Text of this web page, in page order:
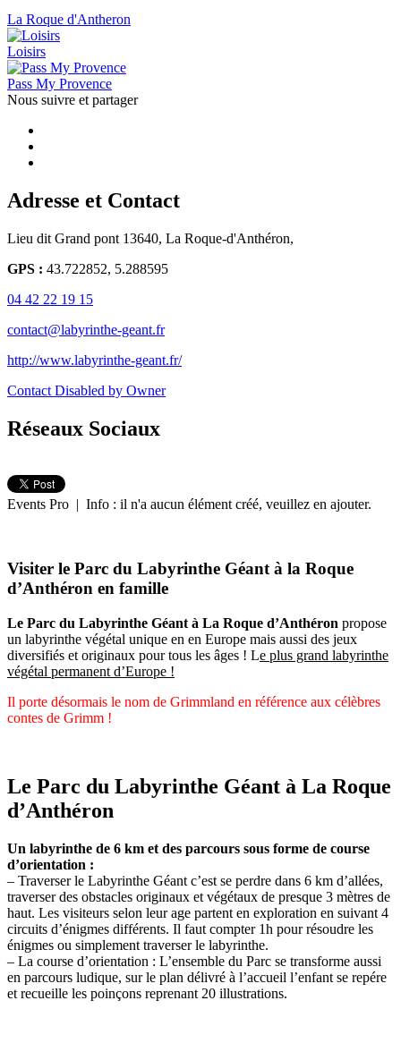
La Roque d'Antheron
Loisirs
Pass My Provence
Nous suivre et partager
Adresse et Contact
Lieu dit Grand pont 13640, La Roque-d'Anthéron,
GPS : 43.722852, 5.288595
04 42 22 19 15
contact@labyrinthe-geant.fr
http://www.labyrinthe-geant.fr/
Contact Disabled by Owner
Réseaux Sociaux
Events Pro | Info : il n'a aucun élément créé, veuillez en ajouter.
Visiter le Parc du Labyrinthe Géant à la Roque
d’Anthéron en famille
Le Parc du Labyrinthe Géant à La Roque d’Anthéron propose
un labyrinthe végétal unique en en Europe mais aussi des jeux
diversifiés et originaux pour tous les âges ! Le plus grand labyrinthe
végétal permanent d’Europe !
Il porte désormais le nom de Grimmland en référence aux célèbres
contes de Grimm !
Le Parc du Labyrinthe Géant à La Roque
d’Anthéron
Un labyrinthe de 6 km et des parcours sous forme de course
d’orientation :
– Traverser le Labyrinthe Géant c’est se perdre dans 6 km d’allées,
traverser des obstacles originaux et végétaux de presque 3 mètres de
haut. Les visiteurs selon leur age partent en exploration en suivant 4
circuits d’énigmes différents. Il faut compter 1h pour résoudre les
énigmes ou simplement traverser le labyrinthe.
– La course d’orientation : L’ensemble du Parc se transforme aussi
en parcours ludique, sur le plan délivré à l’accueil l’enfant se repére
et recueille les poinçons reprenant 20 illustrations.